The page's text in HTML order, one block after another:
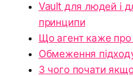
Vault для людей і
принципи
Що агент каже про
Обмеження
З чого почати